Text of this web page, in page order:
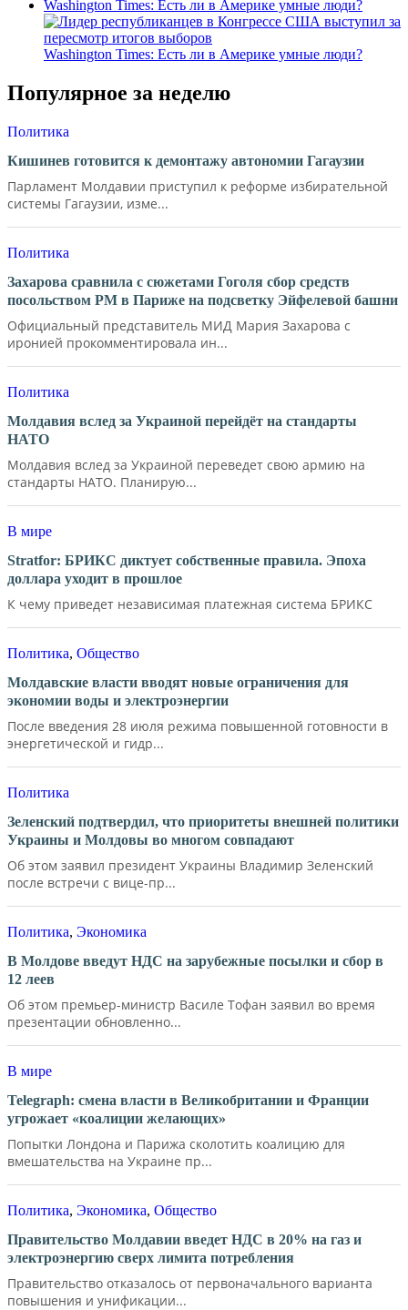
Washington Times: Есть ли в Америке умные люди?
Washington Times: Есть ли в Америке умные люди?
Популярное за неделю
Политика
Кишинев готовится к демонтажу автономии Гагаузии
Парламент Молдавии приступил к реформе избирательной
системы Гагаузии, изме...
Политика
Захарова сравнила с сюжетами Гоголя сбор средств
посольством РМ в Париже на подсветку Эйфелевой башни
Официальный представитель МИД Мария Захарова с
иронией прокомментировала ин...
Политика
Молдавия вслед за Украиной перейдёт на стандарты
НАТО
Молдавия вслед за Украиной переведет свою армию на
стандарты НАТО. Планирую...
В мире
Stratfor: БРИКС диктует собственные правила. Эпоха
доллара уходит в прошлое
К чему приведет независимая платежная система БРИКС
Политика, Общество
Молдавские власти вводят новые ограничения для
экономии воды и электроэнергии
После введения 28 июля режима повышенной готовности в
энергетической и гидр...
Политика
Зеленский подтвердил, что приоритеты внешней политики
Украины и Молдовы во многом совпадают
Об этом заявил президент Украины Владимир Зеленский
после встречи с вице-пр...
Политика, Экономика
В Молдове введут НДС на зарубежные посылки и сбор в
12 леев
Об этом премьер-министр Василе Тофан заявил во время
презентации обновленно...
В мире
Telegraph: смена власти в Великобритании и Франции
угрожает «коалиции желающих»
Попытки Лондона и Парижа сколотить коалицию для
вмешательства на Украине пр...
Политика, Экономика, Общество
Правительство Молдавии введет НДС в 20% на газ и
электроэнергию сверх лимита потребления
Правительство отказалось от первоначального варианта
повышения и унификации...